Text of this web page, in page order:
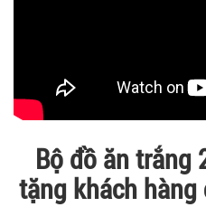
Bộ đồ ăn trắng
tặng khách